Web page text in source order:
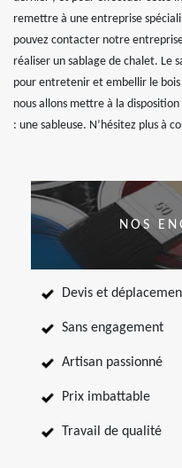
remettre à une entreprise
pouvez contacter notre
réaliser un sablage de chalet. Le
pour entretenir et embellir le
nous allons mettre à la
: une sableuse. N’hésitez plus à
NOS
Devis et
Sans engagement
Artisan passionné
Prix imbattable
Travail de qualité